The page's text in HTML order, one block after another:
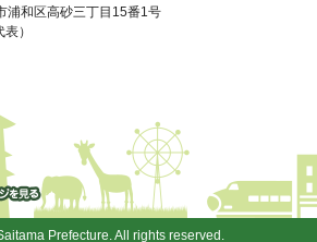
浦和区高砂三丁目15番1号
）
っ
Prefecture. All rights reserved.